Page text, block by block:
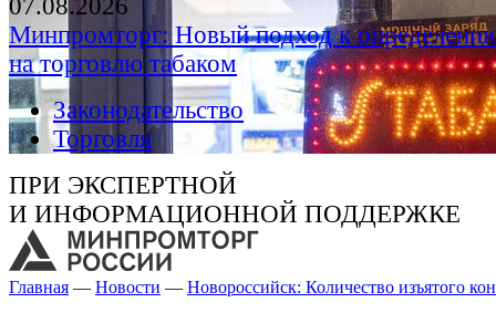
07.08.2026
Минпромторг: Новый подход к
на торговлю табаком
Законодательство
Торговля
ПРИ ЭКСПЕРТНОЙ
И ИНФОРМАЦИОННОЙ ПОДДЕРЖКЕ
Главная — Новости — Новороссийск: Количество изъятого